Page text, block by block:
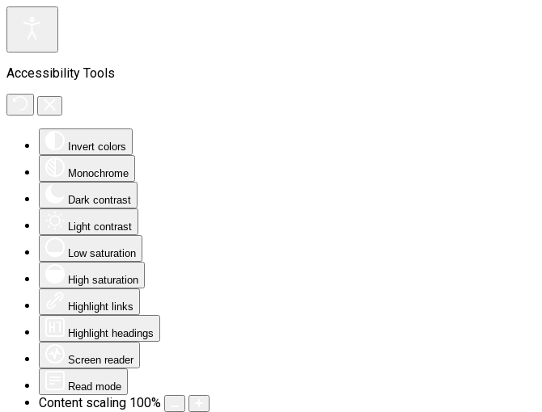
Accessibility Tools
Invert colors
Monochrome
Dark contrast
Light contrast
Low saturation
High saturation
Highlight links
Highlight headings
Screen reader
Read mode
Content scaling 100%